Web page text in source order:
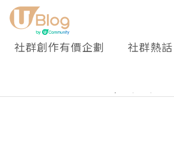
社群創作有價企劃 社群熱話